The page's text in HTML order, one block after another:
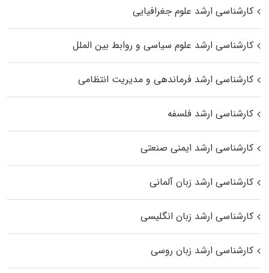
کارشناسی ارشد علوم جغرافیایی
کارشناسی ارشد علوم سیاسی و روابط بین الملل
کارشناسی ارشد فرماندهی و مدیریت انتظامی
کارشناسی ارشد فلسفه
کارشناسی ارشد ایمنی صنعتی
کارشناسی ارشد زبان آلمانی
کارشناسی ارشد زبان انگلیسی
کارشناسی ارشد زبان روسی